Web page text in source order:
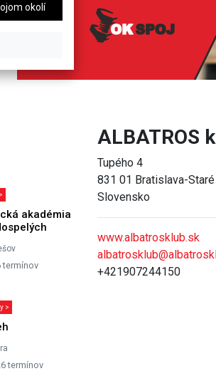
okolí
akadémia
termínov
>
termínov
ALBATROS
Tupého 4
831 01 Bratislava-
Slovensko
www.albatrosklub.sk
+421907244150